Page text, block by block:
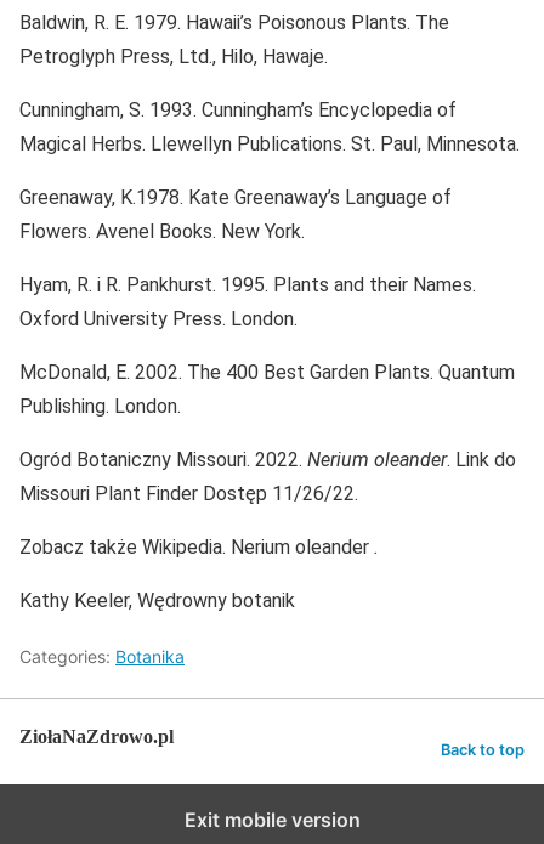
Baldwin, R. E. 1979. Hawaii’s Poisonous Plants. The
Petroglyph Press, Ltd., Hilo, Hawaje.
Cunningham, S. 1993. Cunningham’s Encyclopedia of
Magical Herbs. Llewellyn Publications. St. Paul, Minnesota.
Greenaway, K.1978. Kate Greenaway’s Language of
Flowers. Avenel Books. New York.
Hyam, R. i R. Pankhurst. 1995. Plants and their Names.
Oxford University Press. London.
McDonald, E. 2002. The 400 Best Garden Plants. Quantum
Publishing. London.
Ogród Botaniczny Missouri. 2022. Nerium oleander. Link do
Missouri Plant Finder Dostęp 11/26/22.
Zobacz także Wikipedia. Nerium oleander .
Kathy Keeler, Wędrowny botanik
Categories: Botanika
ZiołaNaZdrowo.pl
Back to top
Exit mobile version